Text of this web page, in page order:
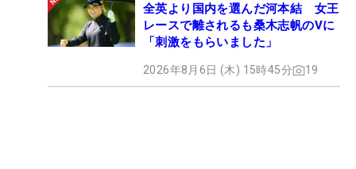
全英より国内を選んだ河本結 女王
レースで離されるも桑木志帆のVに
「刺激をもらいました」
2026年8月6日 (木) 15時45分 19